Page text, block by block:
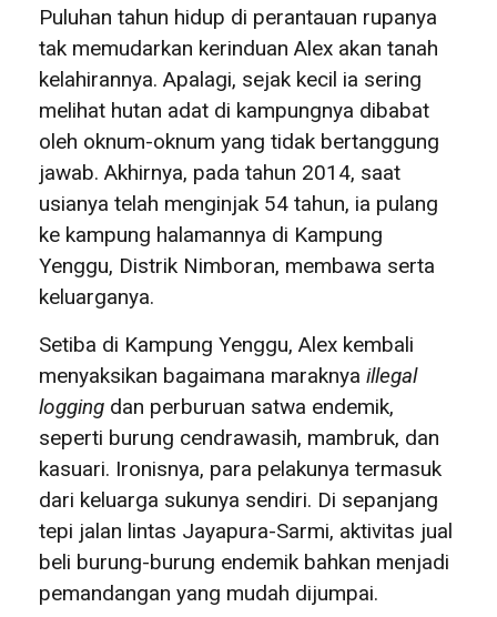
Puluhan tahun hidup di perantauan rupanya
tak memudarkan kerinduan Alex akan tanah
kelahirannya. Apalagi, sejak kecil ia sering
melihat hutan adat di kampungnya dibabat
oleh oknum-oknum yang tidak bertanggung
jawab. Akhirnya, pada tahun 2014, saat
usianya telah menginjak 54 tahun, ia pulang
ke kampung halamannya di Kampung
Yenggu, Distrik Nimboran, membawa serta
keluarganya.
Setiba di Kampung Yenggu, Alex kembali
menyaksikan bagaimana maraknya illegal
logging dan perburuan satwa endemik,
seperti burung cendrawasih, mambruk, dan
kasuari. Ironisnya, para pelakunya termasuk
dari keluarga sukunya sendiri. Di sepanjang
tepi jalan lintas Jayapura-Sarmi, aktivitas jual
beli burung-burung endemik bahkan menjadi
pemandangan yang mudah dijumpai.